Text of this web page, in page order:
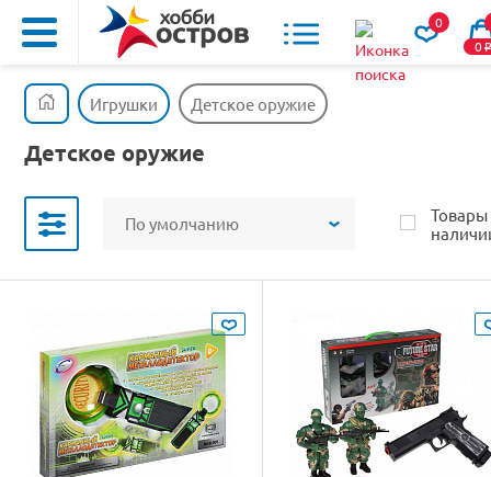
0
0o
Игрушки Детское оружие
Детское оружие
По умолчанию
Товары